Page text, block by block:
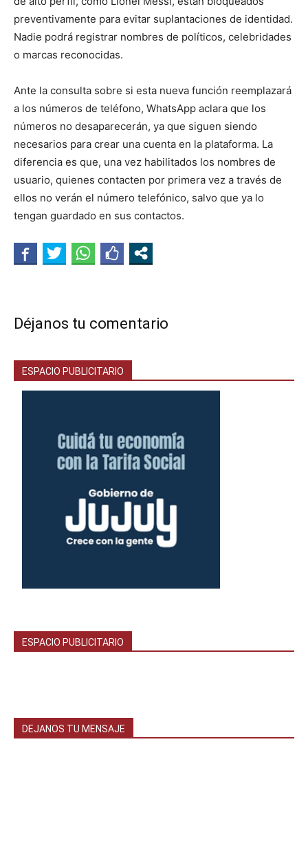
preventivamente para evitar suplantaciones de identidad.
Nadie podrá registrar nombres de políticos, celebridades
o marcas reconocidas.
Ante la consulta sobre si esta nueva función reemplazará
a los números de teléfono, WhatsApp aclara que los
números no desaparecerán, ya que siguen siendo
necesarios para crear una cuenta en la plataforma. La
diferencia es que, una vez habilitados los nombres de
usuario, quienes contacten por primera vez a través de
ellos no verán el número telefónico, salvo que ya lo
tengan guardado en sus contactos.
Déjanos tu comentario
ESPACIO PUBLICITARIO
ESPACIO PUBLICITARIO
DEJANOS TU MENSAJE